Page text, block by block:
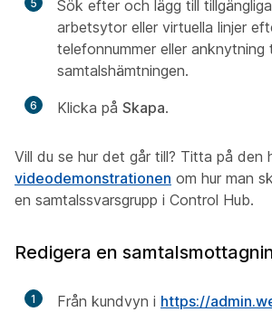
5
Sök efter och lägg till
arbetsytor eller virtuella linjer
telefonnummer eller anknytning
samtalshämtningen.
6 Klicka på Skapa.
Vill du se hur det går till? Titta på den
videodemonstrationen om hur man
en samtalssvarsgrupp i Control Hub.
Redigera en
1 Från kundvyn i https://